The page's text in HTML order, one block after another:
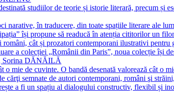
studiilor de teorie și istorie literară, precum
narative, în traducere, din toate spațiile literare
își propune să readucă în atenția cititorilor un
români, cât și prozatori contemporani ilustrativi
a colecției „Românii din Paris”, noua colecție își
DĂNĂILĂ
o mie de cuvinte. O bandă desenată valorează cât
cărţi semnate de autori contemporani, români şi
a fi un spațiu al dialogului constructiv, flexibil și